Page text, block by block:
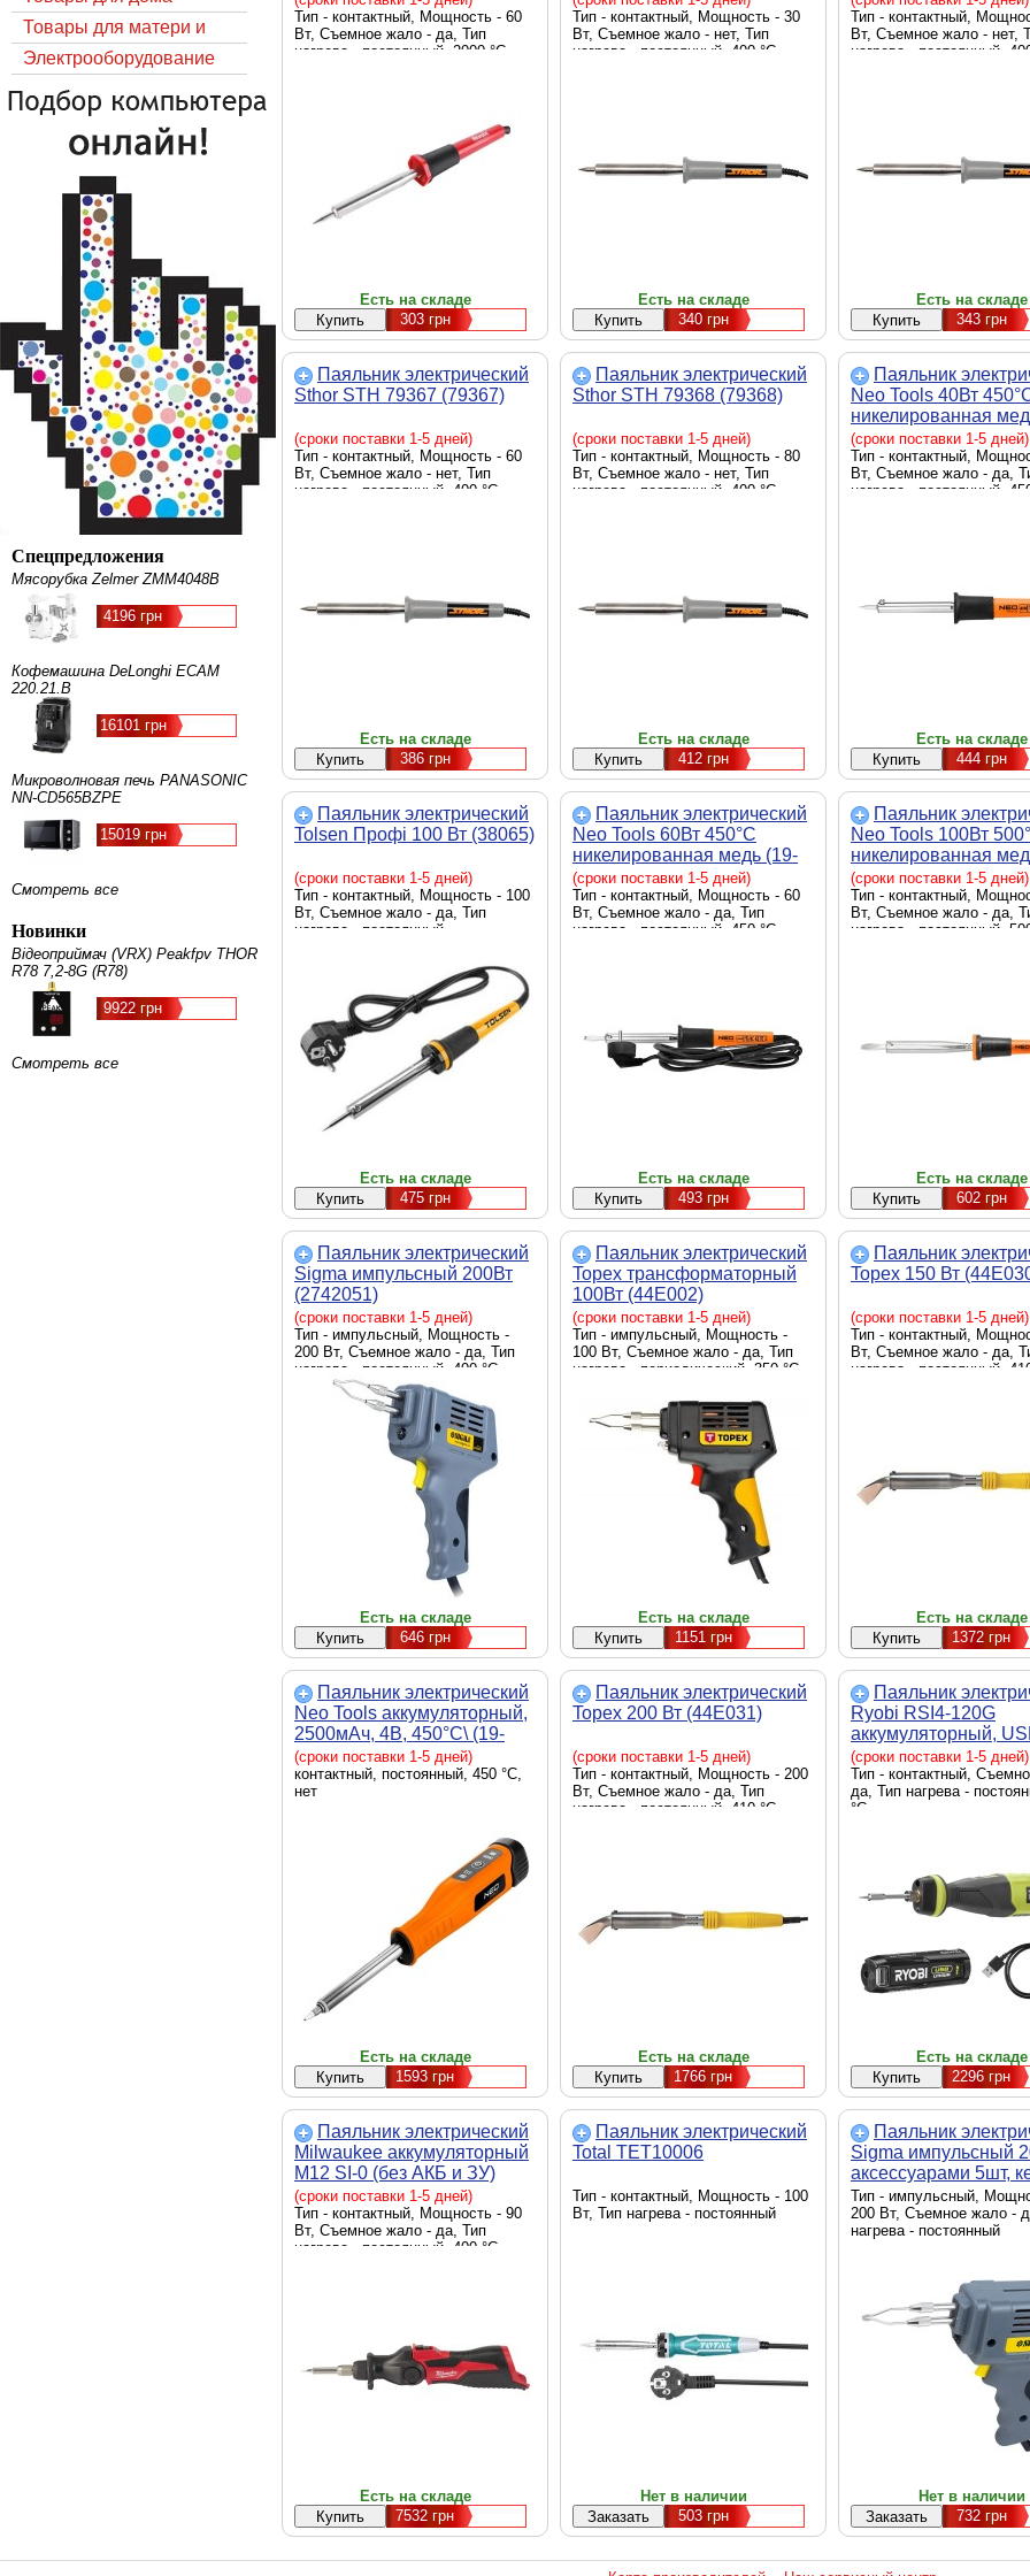
Товары для матери и
ребёнка
Электрооборудование
Спецпредложения
Мясорубка Zelmer ZMM4048B
4196 грн
Кофемашина DeLonghi ECAM
220.21.B
16101 грн
Микроволновая печь PANASONIC
NN-CD565BZPE
15019 грн
Смотреть все
Новинки
Відеоприймач (VRX) Peakfpv THOR
R78 7,2-8G (R78)
9922 грн
Смотреть все
Тип - контактный, Мощность - 60
Вт, Съемное жало - да, Тип
нагрева - постоянный, 2000 °C
Есть на складе
303грн
Тип - контактный, Мощность - 30
Вт, Съемное жало - нет, Тип
нагрева - постоянный, 400 °C
Есть на складе
340грн
Тип - контактный,
Вт, Съемное жало - нет,
нагрева - постоянный,
Есть на складе
343грн
Паяльник электрический
Sthor STH 79367 (79367)
(сроки поставки 1-5 дней)
Тип - контактный, Мощность - 60
Вт, Съемное жало - нет, Тип
нагрева - постоянный, 400 °C
Есть на складе
386грн
Паяльник электрический
Sthor STH 79368 (79368)
(сроки поставки 1-5 дней)
Тип - контактный, Мощность - 80
Вт, Съемное жало - нет, Тип
нагрева - постоянный, 400 °C
Есть на складе
412грн
Паяльник
Neo Tools 40Вт
никелированная
155)
(сроки поставки 1-5 дней)
Тип - контактный,
Вт, Съемное жало - да,
нагрева - постоянный,
Есть на складе
444грн
Паяльник электрический
Tolsen Профі 100 Вт (38065)
(сроки поставки 1-5 дней)
Тип - контактный, Мощность - 100
Вт, Съемное жало - да, Тип
нагрева - постоянный
Есть на складе
475грн
Паяльник электрический
Neo Tools 60Вт 450°C
никелированная медь (19-
156)
(сроки поставки 1-5 дней)
Тип - контактный, Мощность - 60
Вт, Съемное жало - да, Тип
нагрева - постоянный, 450 °C
Есть на складе
493грн
Паяльник
Neo Tools 100Вт
никелированная
157)
(сроки поставки 1-5 дней)
Тип - контактный,
Вт, Съемное жало - да,
нагрева - постоянный,
Есть на складе
602грн
Паяльник электрический
Sigma импульсный 200Вт
(2742051)
(сроки поставки 1-5 дней)
Тип - импульсный, Мощность -
200 Вт, Съемное жало - да, Тип
нагрева - постоянный, 400 °C
Есть на складе
646грн
Паяльник электрический
Topex трансформаторный
100Вт (44E002)
(сроки поставки 1-5 дней)
Тип - импульсный, Мощность -
100 Вт, Съемное жало - да, Тип
нагрева - периодический, 350 °C
Есть на складе
1151грн
Паяльник
Topex 150 Вт
(сроки поставки 1-5 дней)
Тип - контактный,
Вт, Съемное жало - да,
нагрева - постоянный,
Есть на складе
1372 грн
Паяльник электрический
Neo Tools аккумуляторный,
2500мАч, 4В, 450°С\ (19-
250)
(сроки поставки 1-5 дней)
контактный, постоянный, 450 °C,
нет
Есть на складе
1593 грн
Паяльник электрический
Topex 200 Вт (44E031)
(сроки поставки 1-5 дней)
Тип - контактный, Мощность - 200
Вт, Съемное жало - да, Тип
нагрева - постоянный, 410 °C
Есть на складе
1766 грн
Паяльник
Ryobi RSI4-120G
аккумуляторный,
Lithium 4V 2Ah,
подсветка
(сроки поставки 1-5 дней)
Тип - контактный,
да, Тип нагрева -
°C
Есть на складе
2296 грн
Паяльник электрический
Milwaukee аккумуляторный
M12 SI-0 (без АКБ и ЗУ)
(4933459760)
(сроки поставки 1-5 дней)
Тип - контактный, Мощность - 90
Вт, Съемное жало - да, Тип
нагрева - постоянный, 400 °C
Есть на складе
7532 грн
Паяльник электрический
Total TET10006
Тип - контактный, Мощность - 100
Вт, Тип нагрева - постоянный
Нет в наличии
503грн
Паяльник
Sigma импульсный
аксессуарами 5шт,
(2742061)
Тип - импульсный,
200 Вт, Съемное жало -
нагрева - постоянный
Нет в наличии
732грн